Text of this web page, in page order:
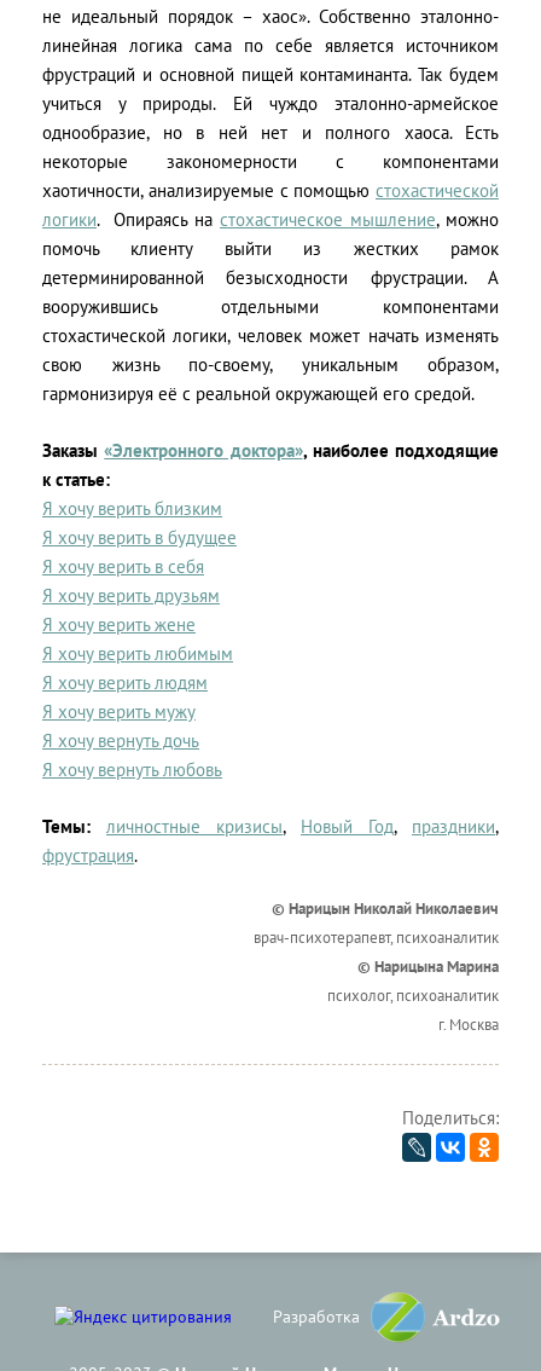
не идеальный порядок – хаос». Собственно эталонно-
линейная логика сама по себе является источником
фрустраций и основной пищей контаминанта. Так будем
учиться у природы. Ей чуждо эталонно-армейское
однообразие, но в ней нет и полного хаоса. Есть
некоторые закономерности с компонентами
хаотичности, анализируемые с помощью стохастической
логики. Опираясь на стохастическое мышление, можно
помочь клиенту выйти из жестких рамок
детерминированной безысходности фрустрации. А
вооружившись отдельными компонентами
стохастической логики, человек может начать изменять
свою жизнь по-своему, уникальным образом,
гармонизируя её с реальной окружающей его средой.
Заказы«Электронного доктора», наиболее подходящие
к статье:
Я хочу верить близким
Я хочу верить в будущее
Я хочу верить в себя
Я хочу верить друзьям
Я хочу верить жене
Я хочу верить любимым
Я хочу верить людям
Я хочу верить мужу
Я хочу вернуть дочь
Я хочу вернуть любовь
Темы: личностные кризисы, Новый Год, праздники,
фрустрация.
© Нарицын Николай Николаевич
врач-психотерапевт, психоаналитик
© Нарицына Марина
психолог, психоаналитик
г. Москва
Поделиться:
Разработка